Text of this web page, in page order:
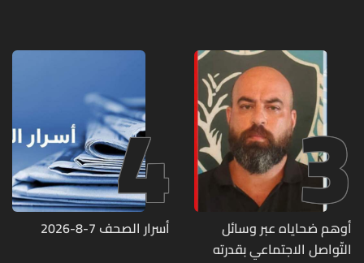
3
أوهم ضحاياه عبر وسائل
التّواصل الاجتماعي بقدرته
4
أسرار الصحف 7-8-2026